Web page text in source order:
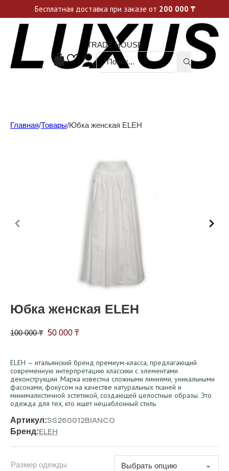
Уникальные акции и спецпредложения каждую неделю, не пропусти свой шанс
TRADE HOUSE
Поиск ...
Главная/Товары/Юбка женская ELEH
Юбка женская ELEH
100 000₸ Первоначальная цена составляла 100 000 ₸.
50 000 ₸Текущая цена: 50 000 ₸.
ELEH — итальянский бренд премиум-класса, предлагающий
современную интерпретацию классики с элементами
деконструкции. Марка известна сложными линиями, уникальными
фасонами, фокусом на качестве натуральных тканей и
минималистичной эстетикой, создающей целостные образы. Это
одежда для тех, кто ищет нешаблонный стиль
Артикул:SS260012BIANCO
Бренд:ELEH
Размер одежды
Бесплатная доставка при заказе от 200 000 ₸